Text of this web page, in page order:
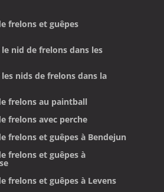
frelons et guêpes
nid de frelons dans les
nids de frelons dans la
frelons au paintball
frelons avec perche
frelons et guêpes à Bendejun
frelons et guêpes à
frelons et guêpes à Levens